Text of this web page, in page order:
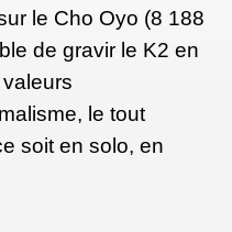
le Cho Oyo (8 188
de gravir le K2 en
le tout
soit en solo, en